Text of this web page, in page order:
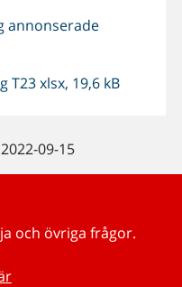
annonserade
T23 xlsx, 19,6 kB
09-15
och övriga frågor.